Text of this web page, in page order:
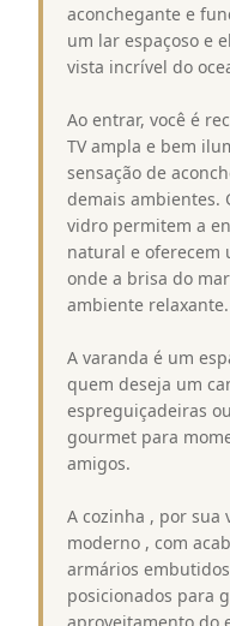
aconchegante e
um lar espaçoso e
vista incrível do
Ao entrar, você é
TV ampla e bem
sensação de
demais ambientes.
vidro permitem a
natural e oferecem
onde a brisa do
ambiente relaxante.
A varanda é um
quem deseja um
espreguiçadeiras
gourmet para
amigos.
A cozinha , por sua
moderno , com
armários
posicionados para